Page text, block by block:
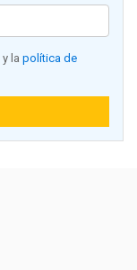
y la política de